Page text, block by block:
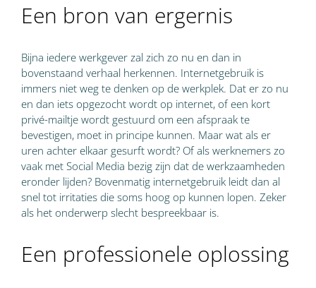
Een bron van ergernis
Bijna iedere werkgever zal zich zo nu en dan in
bovenstaand verhaal herkennen. Internetgebruik is
immers niet weg te denken op de werkplek. Dat er zo nu
en dan iets opgezocht wordt op internet, of een kort
privé-mailtje wordt gestuurd om een afspraak te
bevestigen, moet in principe kunnen. Maar wat als er
uren achter elkaar gesurft wordt? Of als werknemers zo
vaak met Social Media bezig zijn dat de werkzaamheden
eronder lijden? Bovenmatig internetgebruik leidt dan al
snel tot irritaties die soms hoog op kunnen lopen. Zeker
als het onderwerp slecht bespreekbaar is.
Een professionele oplossing